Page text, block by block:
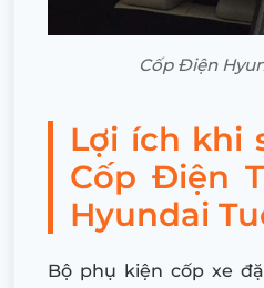
Cốp Điện
Lợi ích khi
Cốp Điện
Hyundai
Bộ phụ kiện cốp xe